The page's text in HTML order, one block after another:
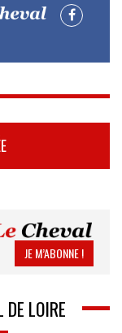
JE M’ABONNE !
DE LOIRE